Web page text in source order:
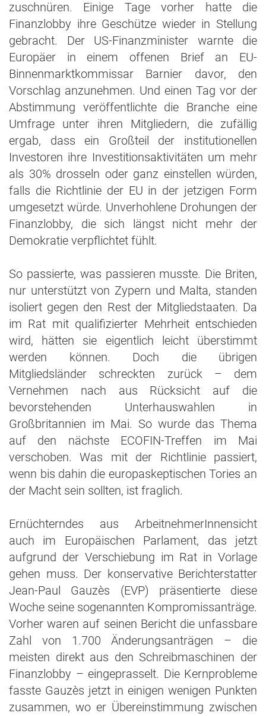
zuschnüren. Einige Tage vorher hatte die
Finanzlobby ihre Geschütze wieder in Stellung
gebracht. Der US-Finanzminister warnte die
Europäer in einem offenen Brief an EU-
Binnenmarktkommissar Barnier davor, den
Vorschlag anzunehmen. Und einen Tag vor der
Abstimmung veröffentlichte die Branche eine
Umfrage unter ihren Mitgliedern, die zufällig
ergab, dass ein Großteil der institutionellen
Investoren ihre Investitionsaktivitäten um mehr
als 30% drosseln oder ganz einstellen würden,
falls die Richtlinie der EU in der jetzigen Form
umgesetzt würde. Unverhohlene Drohungen der
Finanzlobby, die sich längst nicht mehr der
Demokratie verpflichtet fühlt.
So passierte, was passieren musste. Die Briten,
nur unterstützt von Zypern und Malta, standen
isoliert gegen den Rest der Mitgliedstaaten. Da
im Rat mit qualifizierter Mehrheit entschieden
wird, hätten sie eigentlich leicht überstimmt
werden können. Doch die übrigen
Mitgliedsländer schreckten zurück – dem
Vernehmen nach aus Rücksicht auf die
bevorstehenden Unterhauswahlen in
Großbritannien im Mai. So wurde das Thema
auf den nächste ECOFIN-Treffen im Mai
verschoben. Was mit der Richtlinie passiert,
wenn bis dahin die europaskeptischen Tories an
der Macht sein sollten, ist fraglich.
Ernüchterndes aus ArbeitnehmerInnensicht
auch im Europäischen Parlament, das jetzt
aufgrund der Verschiebung im Rat in Vorlage
gehen muss. Der konservative Berichterstatter
Jean-Paul Gauzès (EVP) präsentierte diese
Woche seine sogenannten Kompromissanträge.
Vorher waren auf seinen Bericht die unfassbare
Zahl von 1.700 Änderungsanträgen – die
meisten direkt aus den Schreibmaschinen der
Finanzlobby – eingeprasselt. Die Kernprobleme
fasste Gauzès jetzt in einigen wenigen Punkten
zusammen, wo er Übereinstimmung zwischen